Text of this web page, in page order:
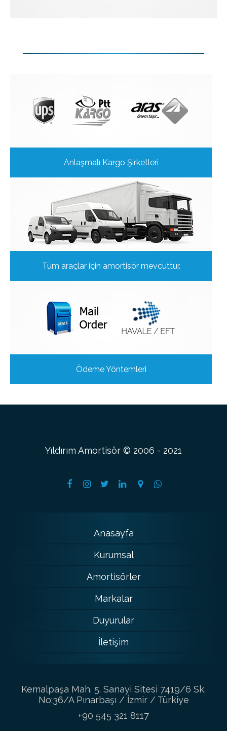
Anlaşmalı Kargo Şirketleri
Tüm araçlar için amortisör mevcuttur.
Ödeme Yöntemleri
Yıldırım Amortisör © 2006 - 2021
Anasayfa
Kurumsal
Amortisörler
Markalar
Duyurular
İletişim
Kemalpaşa Mah. 5. Sanayi Sitesi 7419/6 Sk.
No:36/A Pınarbaşı / İzmir / Türkiye
+90 545 321 8117